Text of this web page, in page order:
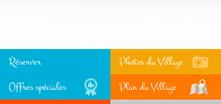
Réserver
Photos du Village
Offres spéciales
Plan du Village